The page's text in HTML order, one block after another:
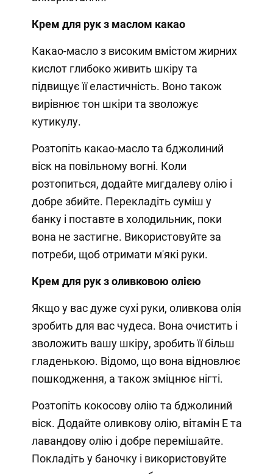
Крем для рук з маслом какао
Какао-масло з високим вмістом жирних
кислот глибоко живить шкіру та
підвищує її еластичність. Воно також
вирівнює тон шкіри та зволожує
кутикулу.
Розтопіть какао-масло та бджолиний
віск на повільному вогні. Коли
розтопиться, додайте мигдалеву олію і
добре збийте. Перекладіть суміш у
банку і поставте в холодильник, поки
вона не застигне. Використовуйте за
потреби, щоб отримати м'які руки.
Крем для рук з оливковою олією
Якщо у вас дуже сухі руки, оливкова олія
зробить для вас чудеса. Вона очистить і
зволожить вашу шкіру, зробить її більш
гладенькою. Відомо, що вона відновлює
пошкодження, а також зміцнює нігті.
Розтопіть кокосову олію та бджолиний
віск. Додайте оливкову олію, вітамін Е та
лавандову олію і добре перемішайте.
Покладіть у баночку і використовуйте